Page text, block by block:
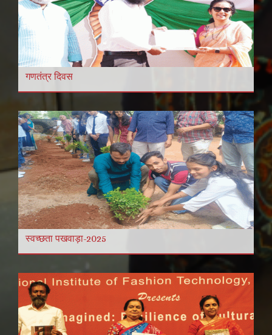
गणतंत्र दिवस
स्वच्छता पखवाड़ा-2025